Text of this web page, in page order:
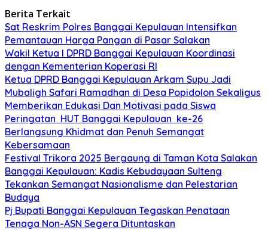
Berita Terkait
Sat Reskrim Polres Banggai Kepulauan Intensifkan
Pemantauan Harga Pangan di Pasar Salakan
Wakil Ketua I DPRD Banggai Kepulauan Koordinasi
dengan Kementerian Koperasi RI
Ketua DPRD Banggai Kepulauan Arkam Supu Jadi
Mubaligh Safari Ramadhan di Desa Popidolon Sekaligus
Memberikan Edukasi Dan Motivasi pada Siswa
Peringatan HUT Banggai Kepulauan ke-26
Berlangsung Khidmat dan Penuh Semangat
Kebersamaan
Festival Trikora 2025 Bergaung di Taman Kota Salakan
Banggai Kepulauan: Kadis Kebudayaan Sulteng
Tekankan Semangat Nasionalisme dan Pelestarian
Budaya
Pj Bupati Banggai Kepulauan Tegaskan Penataan
Tenaga Non-ASN Segera Dituntaskan